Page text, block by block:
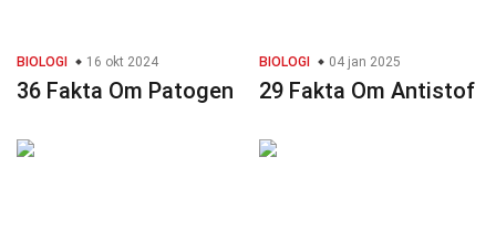
BIOLOGI 16 okt 2024
36 Fakta Om Patogen
BIOLOGI 04 jan 2025
29 Fakta Om Antistof